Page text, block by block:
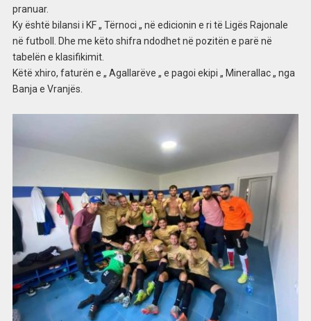
pranuar.
Ky është bilansi i KF „ Tërnoci „ në edicionin e ri të Ligës Rajonale
në futboll. Dhe me këto shifra ndodhet në pozitën e parë në
tabelën e klasifikimit.
Këtë xhiro, faturën e „ Agallarëve „ e pagoi ekipi „ Minerallac „ nga
Banja e Vranjës.